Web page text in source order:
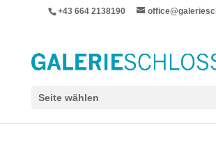
+43 664 2138190
Seite wählen